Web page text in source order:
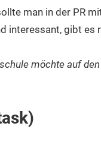
man in der PR
interessant, gibt es
möchte auf